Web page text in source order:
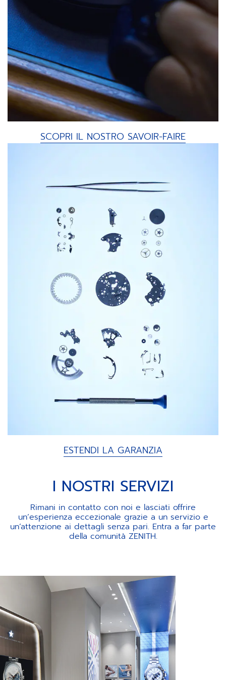
SCOPRI IL NOSTRO SAVOIR-FAIRE
ESTENDI LA GARANZIA
I NOSTRI SERVIZI
Rimani in contatto con noi e lasciati offrire
un’esperienza eccezionale grazie a un servizio e
un’attenzione ai dettagli senza pari. Entra a far parte
della comunità ZENITH.